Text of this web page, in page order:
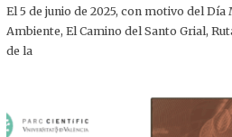
,
0
El 5 de junio de 2025, con motivo del Día
Ambiente, El Camino del Santo Grial,
de la